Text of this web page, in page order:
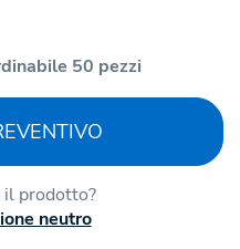
50 pezzi
il prodotto?
neutro